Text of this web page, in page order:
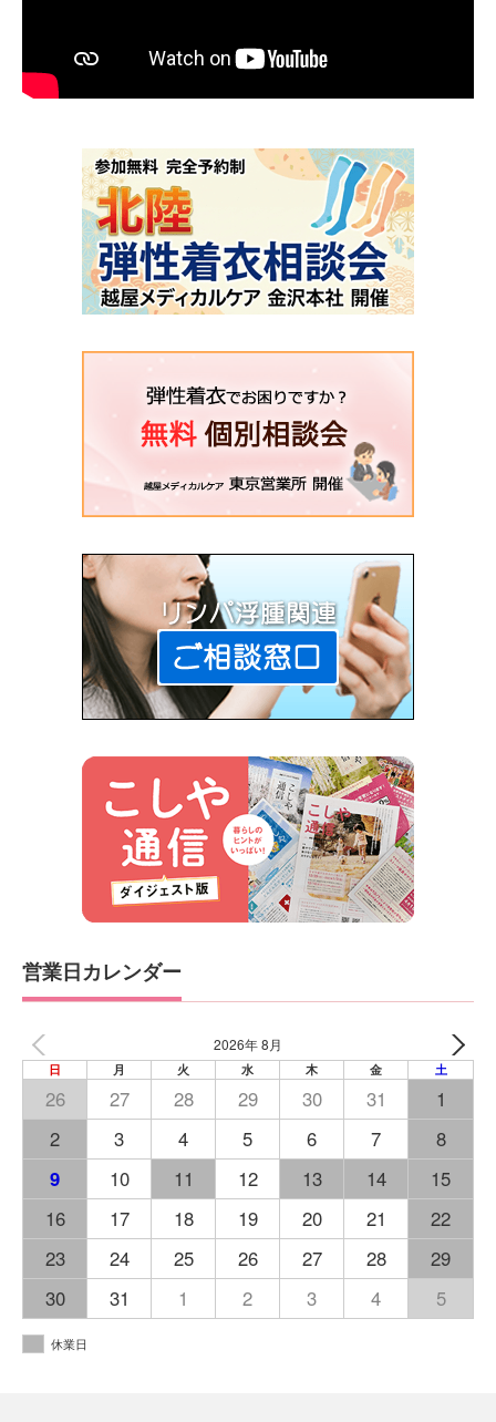
営業日カレンダー
2026年 8月
日 月 火 水 木 金 土
26 27 28 29 30 31
1
2
3 4 5 6 7
8
9
10 11 12 13 14
15
16
17 18 19 20 21
22
23
24 25 26 27 28
29
30
31 1 2 3 4 5
休業日